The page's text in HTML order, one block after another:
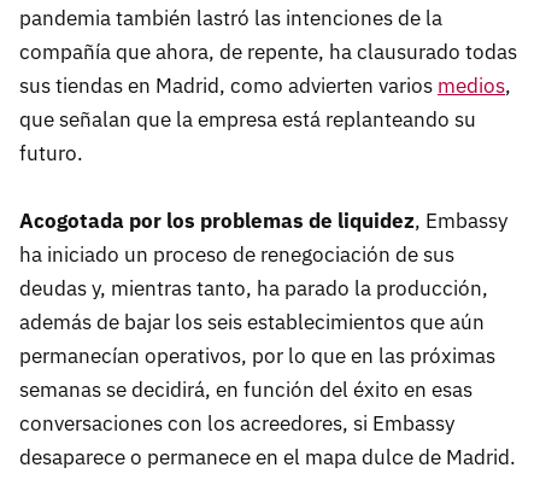
pandemia también lastró las intenciones de la
compañía que ahora, de repente, ha clausurado todas
sus tiendas en Madrid, como advierten varios medios,
que señalan que la empresa está replanteando su
futuro.
Acogotada por los problemas de liquidez, Embassy
ha iniciado un proceso de renegociación de sus
deudas y, mientras tanto, ha parado la producción,
además de bajar los seis establecimientos que aún
permanecían operativos, por lo que en las próximas
semanas se decidirá, en función del éxito en esas
conversaciones con los acreedores, si Embassy
desaparece o permanece en el mapa dulce de Madrid.